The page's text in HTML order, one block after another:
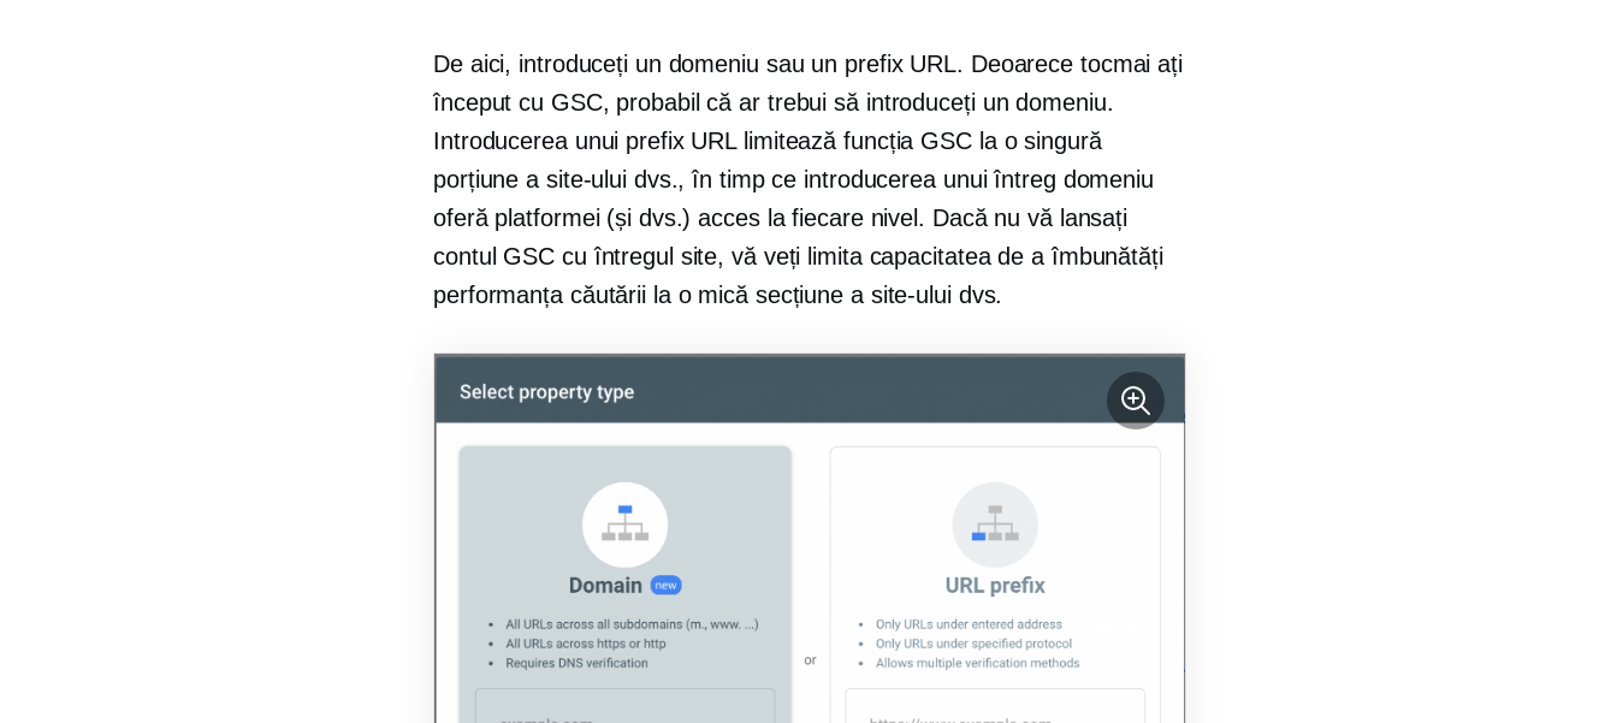
De aici, introduceți un domeniu sau un prefix URL. Deoarece tocmai ați
început cu GSC, probabil că ar trebui să introduceți un domeniu.
Introducerea unui prefix URL limitează funcția GSC la o singură
porțiune a site-ului dvs., în timp ce introducerea unui întreg domeniu
oferă platformei (și dvs.) acces la fiecare nivel. Dacă nu vă lansați
contul GSC cu întregul site, vă veți limita capacitatea de a îmbunătăți
performanța căutării la o mică secțiune a site-ului dvs.